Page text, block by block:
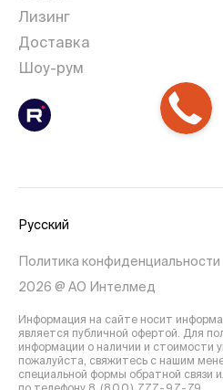
Лизинг
Доставка
Шоу-рум
Русский
Политика конфиденциальности
2026 @ АО Интелмед
Информация на сайте носит
является публичной офертой. Для
информации о наличии и стоимости
пожалуйста, свяжитесь с нашим
специальной формы обратной связи